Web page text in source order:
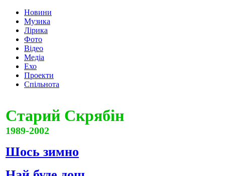
Новини
Музика
Лірика
Фото
Відео
Медіа
Ехо
Проекти
Спільнота
Старий Скрябін
1989-2002
Шось зимно